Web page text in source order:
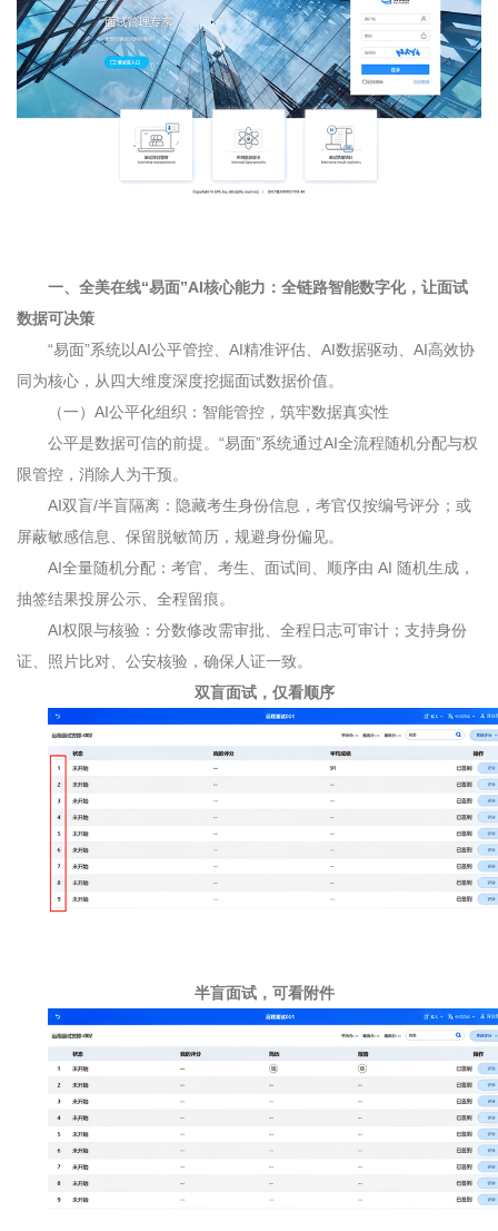
一、全美在线“易面”AI核心能力：全链路智能数字化，让面试
数据可决策
“易面”系统以AI公平管控、 AI精准评估、 AI数据驱动、 AI高效协
同为核心，从四大维度深度挖掘面试数据价值。
（一） AI公平化组织：智能管控，筑牢数据真实性
公平是数据可信的前提。“易面”系统通过AI全流程随机分配与权
限管控，消除人为干预。
AI双盲/半盲隔离：隐藏考生身份信息，考官仅按编号评分；或
屏蔽敏感信息、保留脱敏简历，规避身份偏见。
AI全量随机分配：考官、考生、面试间、顺序由 AI 随机生成，
抽签结果投屏公示、全程留痕。
AI权限与核验：分数修改需审批、全程日志可审计；支持身份
证、照片比对、公安核验，确保人证一致。
双盲面试，仅看顺序
半盲面试，可看附件